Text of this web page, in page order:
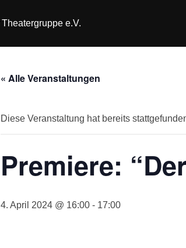
« Alle Veranstaltungen
Diese Veranstaltung hat bereits
Premiere:
4. April 2024 @ 16:00 - 17:00